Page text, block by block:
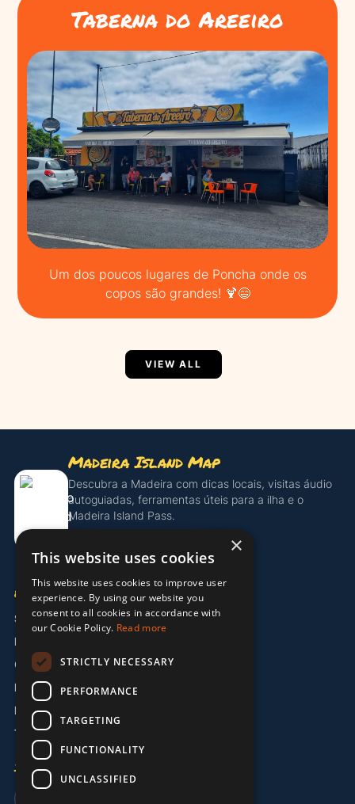
Taberna do Areeiro
Um dos poucos lugares de Poncha onde os
copos são grandes! 🍹😄
VIEW ALL
Madeira Island Map
Descubra a Madeira com dicas locais, visitas áudio
autoguiadas, ferramentas úteis para a ilha e o
Madeira Island Pass.
Descobrir o Island Pass
EMPRESA
Sobre Nós
Parceiros
Contacto
Informação Legal
Política de Privacidade
Termos e Condições
IDIOMA
×
This website uses cookies
This website uses cookies to improve user
experience. By using our website you
consent to all cookies in accordance with
our Cookie Policy. Read more
STRICTLY NECESSARY
PERFORMANCE
TARGETING
FUNCTIONALITY
UNCLASSIFIED